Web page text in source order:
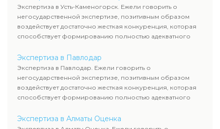
Экспертиза в Усть-Каменогорск. Ежели говорить о
негосударственной экспертизе, позитивным образом
воздействует достаточно жесткая конкуренция, которая
способствует формированию полностью адекватного
Экспертиза в Павлодар
Экспертиза в Павлодар. Ежели говорить о
негосударственной экспертизе, позитивным образом
воздействует достаточно жесткая конкуренция, которая
способствует формированию полностью адекватного
Экспертиза в Алматы Оценка